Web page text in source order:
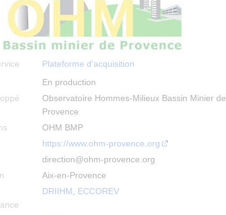
Plateforme d'acquisition
En production
Observatoire Hommes-Milieux Bassin Minier de
Provence
OHM BMP
https://www.ohm-provence.org
direction@ohm-provence.org
Aix-en-Provence
DRIIHM ECCOREV